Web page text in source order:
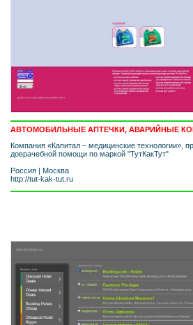
АВТОМОБИЛЬНЫЕ АПТЕЧКИ, АВАРИЙНЫЕ
Компания «Капитал – медицинские технологии»,
доврачебной помощи по маркой "ТутКакТут"
Россия | Москва
http://tut-kak-tut.ru